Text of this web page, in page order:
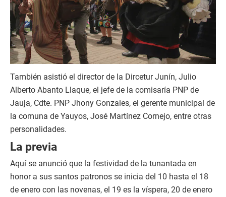
También asistió el director de la Dircetur Junín, Julio
Alberto Abanto Llaque, el jefe de la comisaría PNP de
Jauja, Cdte. PNP Jhony Gonzales, el gerente municipal de
la comuna de Yauyos, José Martínez Cornejo, entre otras
personalidades.
La previa
Aquí se anunció que la festividad de la tunantada en
honor a sus santos patronos se inicia del 10 hasta el 18
de enero con las novenas, el 19 es la víspera, 20 de enero